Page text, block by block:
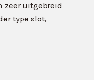
zeer uitgebreid
type slot,